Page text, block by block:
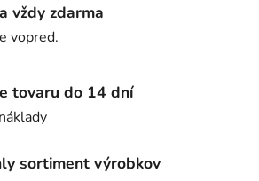
vždy zdarma
vopred.
tovaru do 14 dní
sortiment výrobkov